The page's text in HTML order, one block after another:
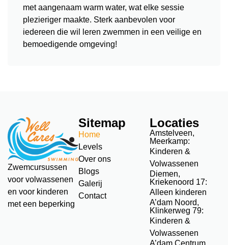
met aangenaam warm water, wat elke sessie
plezieriger maakte. Sterk aanbevolen voor
iedereen die wil leren zwemmen in een veilige en
bemoedigende omgeving!
Zwemcursussen
voor volwassenen
en voor kinderen
met een beperking
Sitemap
Home
Levels
Over ons
Blogs
Galerij
Contact
Locaties
Amstelveen,
Meerkamp:
Kinderen &
Volwassenen
Diemen,
Kriekenoord 17:
Alleen kinderen
A’dam Noord,
Klinkerweg 79:
Kinderen &
Volwassenen
A’dam Centrum,